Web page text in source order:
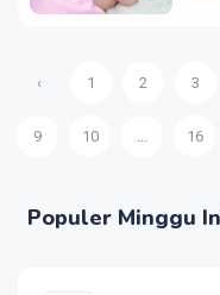
‹ 1 2 3
9 10 ... 16
Populer Minggu